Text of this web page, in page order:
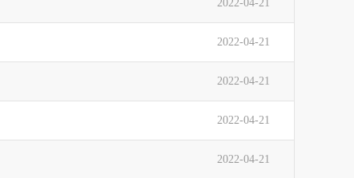
2022-04-21
2022-04-21
2022-04-21
2022-04-21
2022-04-21